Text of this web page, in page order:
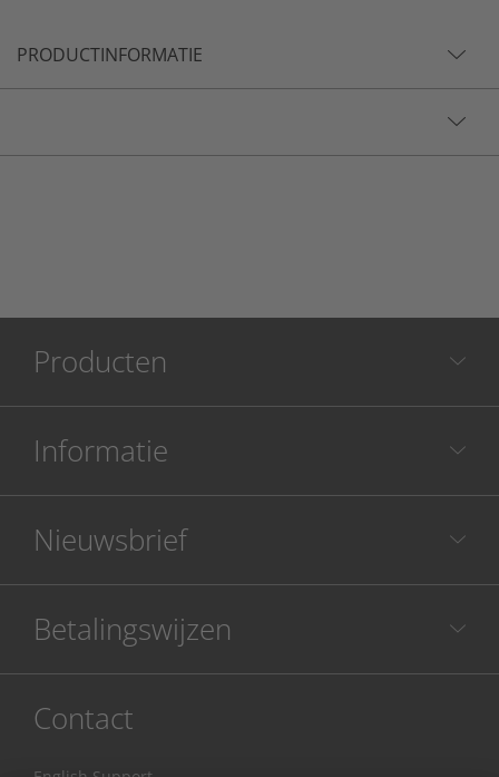
PRODUCTINFORMATIE
Producten
Informatie
Nieuwsbrief
Betalingswijzen
Contact